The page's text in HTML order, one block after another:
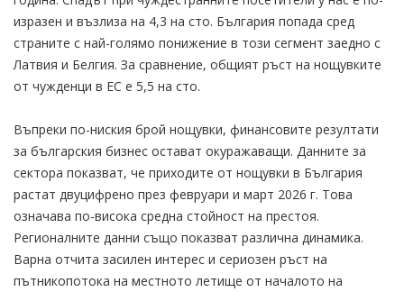
изразен и възлиза на 4,3 на сто. България попада сред
страните с най-голямо понижение в този сегмент заедно с
Латвия и Белгия. За сравнение, общият ръст на нощувките
от чужденци в ЕС е 5,5 на сто.
Въпреки по-ниския брой нощувки, финансовите резултати
за българския бизнес остават окуражаващи. Данните за
сектора показват, че приходите от нощувки в България
растат двуцифрено през февруари и март 2026 г. Това
означава по-висока средна стойност на престоя.
Регионалните данни също показват различна динамика.
Варна отчита засилен интерес и сериозен ръст на
пътникопотока на местното летище от началото на